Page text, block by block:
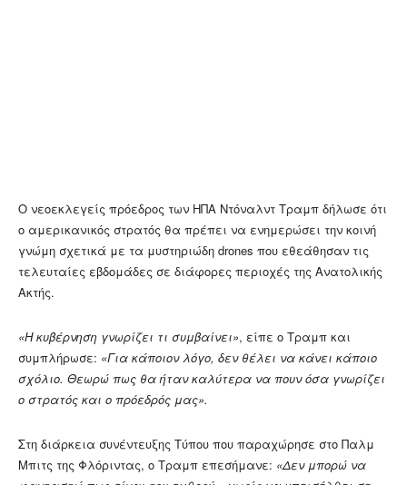
Ο νεοεκλεγείς πρόεδρος των ΗΠΑ Ντόναλντ Τραμπ δήλωσε ότι
ο αμερικανικός στρατός θα πρέπει να ενημερώσει την κοινή
γνώμη σχετικά με τα μυστηριώδη drones που εθεάθησαν τις
τελευταίες εβδομάδες σε διάφορες περιοχές της Ανατολικής
Ακτής.
«Η κυβέρνηση γνωρίζει τι συμβαίνει», είπε ο Τραμπ και
συμπλήρωσε: «Για κάποιον λόγο, δεν θέλει να κάνει κάποιο
σχόλιο. Θεωρώ πως θα ήταν καλύτερα να πουν όσα γνωρίζει
ο στρατός και ο πρόεδρός μας».
Στη διάρκεια συνέντευξης Τύπου που παραχώρησε στο Παλμ
Μπιτς της Φλόριντας, ο Τραμπ επεσήμανε: «Δεν μπορώ να